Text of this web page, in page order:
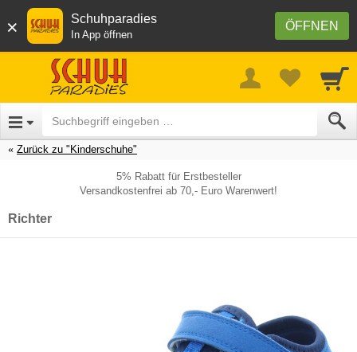
× ÖFFNEN
Schuhparadies
In App öffnen
Zurück zu "Kinderschuhe"
5% Rabatt für Erstbesteller
Versandkostenfrei ab 70,- Euro Warenwert!
Richter